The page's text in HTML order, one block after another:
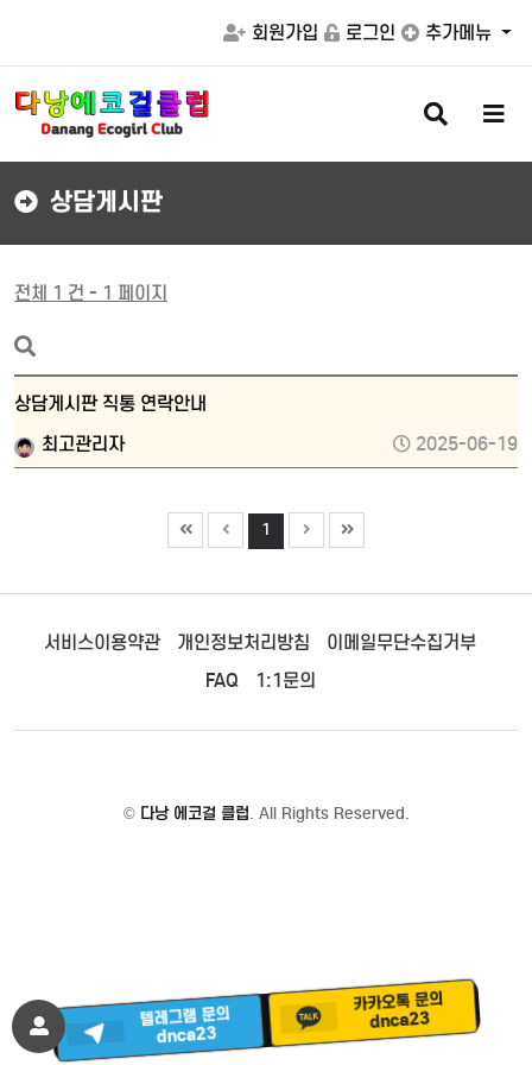
회원가입 로그인 추가메뉴
검
색
버
메
버
상담게시판
전체 1 건 - 1 페이지
상담게시판 직통 연락안내
최고관리자
2025-06-19
1
서비스이용약관 개인정보처리방침
이메일무단수집거부
FAQ
1:1문의
© 다낭 에코걸 클럽. All Rights Reserved.
텔레그램 문의
dnca23
카카오톡 문의
dnca23